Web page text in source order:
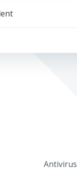
Antivirus